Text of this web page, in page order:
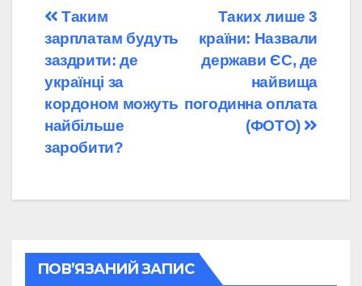
Навігація
записів
Таких лише 3
країни: Назвали
держави ЄС, де
найвища
погодинна оплата
(ФОТО)
Таким
зарплатам будуть
заздрити: де
українці за
кордоном можуть
найбільше
заробити?
ПОВ’ЯЗАНИЙ ЗАПИС